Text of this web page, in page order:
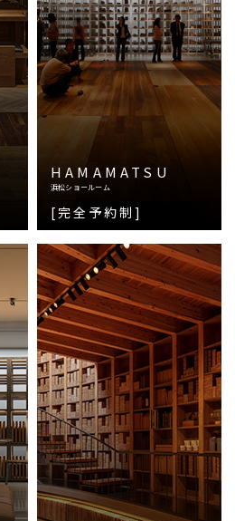
HAMAMATSU
浜松ショールーム
[完全予約制]